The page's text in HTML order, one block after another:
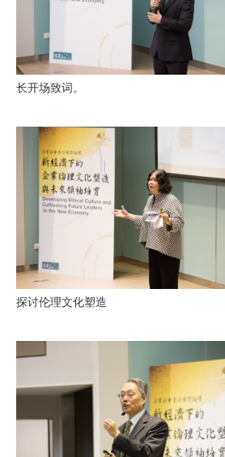
长开场致词。
探讨伦理文化塑造